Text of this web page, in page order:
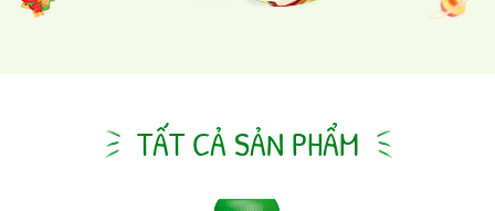
TẤT CẢ SẢN PHẨM